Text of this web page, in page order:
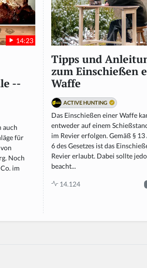
14:23
--
auch
für
Noch
im
Tipps und
zum Einschießen
Waffe
ACTIVE HUNTING
Das Einschießen einer Waffe
entweder auf einem
im Revier erfolgen. Gemäß § 13
6 des Gesetzes ist das
Revier erlaubt. Dabei sollte
beacht...
14.124